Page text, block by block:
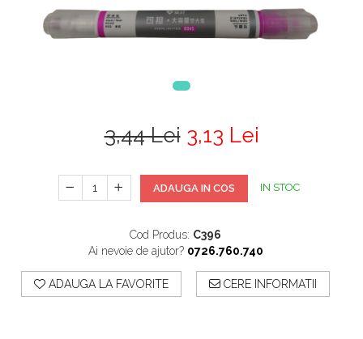
3,44 Lei 3,13 Lei
ADAUGA IN COS IN STOC
Cod Produs: C396
Ai nevoie de ajutor? 0726.760.740
ADAUGA LA FAVORITE CERE INFORMATII